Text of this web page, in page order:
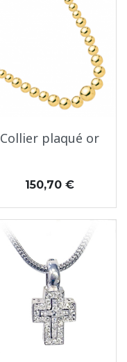
Collier plaqué or
Prix
150,70 €